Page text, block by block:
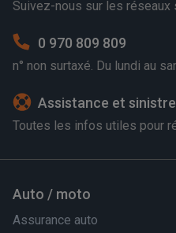
Suivez-nous sur les réseaux
0 970 809 809
n° non surtaxé. Du lundi au
Assistance et sinistre
Toutes les infos utiles pour
Auto / moto
Assurance auto